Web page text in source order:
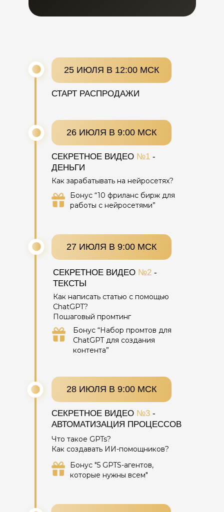
25 ИЮЛЯ В 12:00 МСК
СТАРТ РАСПРОДАЖИ
26 ИЮЛЯ В 9:00 МСК
СЕКРЕТНОЕ ВИДЕО №1 -
ДЕНЬГИ
Как зарабатывать на нейросетях?
Бонус “10 фриланс бирж для
работы с нейросетями”
27 ИЮЛЯ В 9:00 МСК
СЕКРЕТНОЕ ВИДЕО №2 -
ТЕКСТЫ
Как написать статью с помощью
ChatGPT?
Пошаговый промтинг
28 ИЮЛЯ В 9:00 МСК
СЕКРЕТНОЕ ВИДЕО №3 -
АВТОМАТИЗАЦИЯ ПРОЦЕССОВ
Что такое GPTs?
Как создавать ИИ-помощников?
Бонус “Набор промтов для
ChatGPT для создания
контента”
Бонус "5 GPTS-агентов,
которые нужны всем"